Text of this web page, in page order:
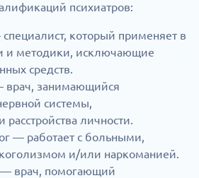
психиатров:
который применяет в
и методики, исключающие
средств.
врач, занимающийся
системы,
личности.
— работает с больными,
и/или наркоманией.
— врач, помогающий